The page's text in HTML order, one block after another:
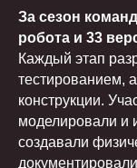
За сезон
робота и 33
Каждый этап
тестированием,
конструкции.
моделировали и
создавали